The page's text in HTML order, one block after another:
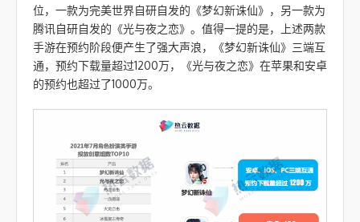
位，一款为完美世界自研自发的《梦幻新诛仙》，另一款为
腾讯自研自发的《光与夜之恋》。值得一提的是，上述两款
手游在预约阶段便产生了强大声浪，《梦幻新诛仙》三端互
通，预约下载量超过1200万，《光与夜之恋》在苹果和安卓
的预约也超过了1000万。